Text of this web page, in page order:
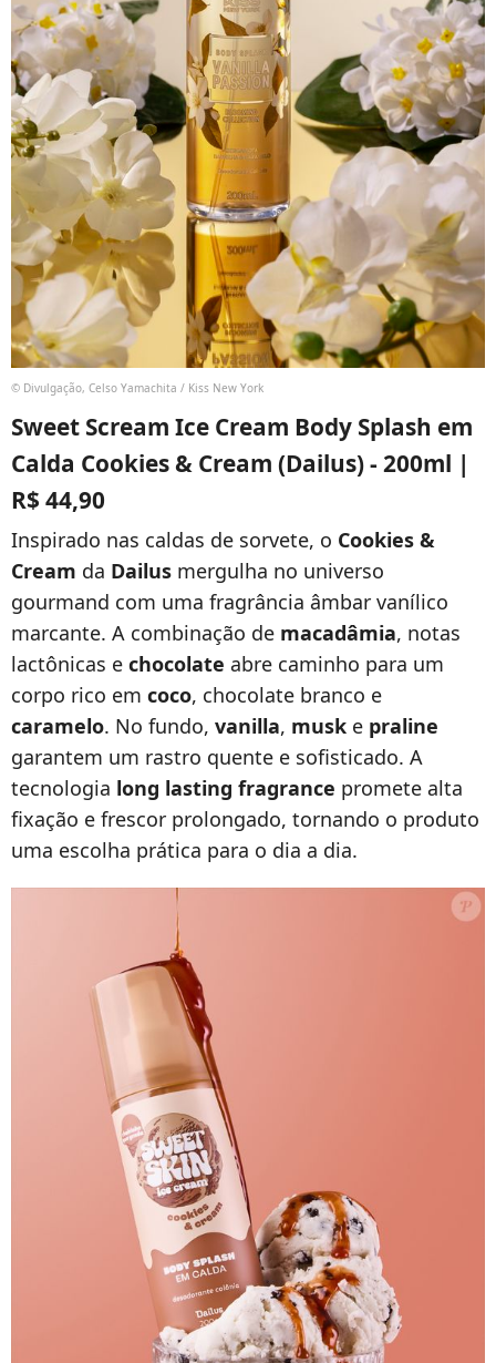
© Divulgação, Celso Yamachita / Kiss New York
Sweet Scream Ice Cream Body Splash em
Calda Cookies & Cream (Dailus) - 200ml |
R$ 44,90
Inspirado nas caldas de sorvete, o Cookies &
Cream da Dailus mergulha no universo
gourmand com uma fragrância âmbar vanílico
marcante. A combinação de macadâmia, notas
lactônicas e chocolate abre caminho para um
corpo rico em coco, chocolate branco e
caramelo. No fundo, vanilla, musk e praline
garantem um rastro quente e sofisticado. A
tecnologia long lasting fragrance promete alta
fixação e frescor prolongado, tornando o produto
uma escolha prática para o dia a dia.